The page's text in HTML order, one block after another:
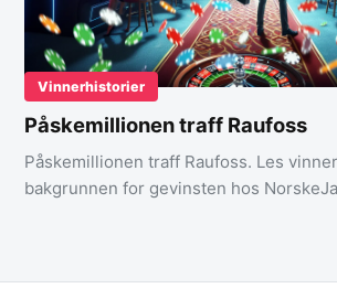
Vinnerhistorier
Påskemillionen traff Raufoss
Påskemillionen traff Raufoss. Les
bakgrunnen for gevinsten hos